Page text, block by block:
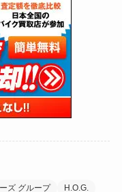
ズ グループ H.O.G.